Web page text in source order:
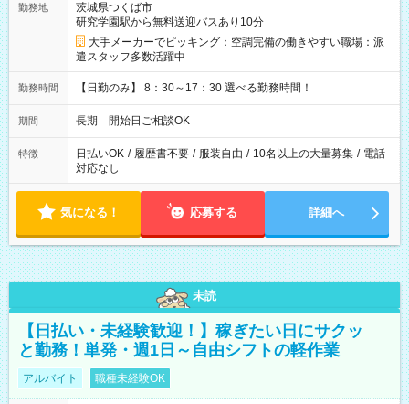
勤務地
茨城県つくば市
研究学園駅から無料送迎バスあり10分
大手メーカーでピッキング：空調完備の働きやすい職場：派
遣スタッフ多数活躍中
勤務時間 【日勤のみ】 8：30～17：30 選べる勤務時間！
期間 長期 開始日ご相談OK
特徴 日払いOK / 履歴書不要 / 服装自由 / 10名以上の大量募集 / 電話
対応なし
気になる！ 応募する 詳細へ
未読
【日払い・未経験歓迎！】稼ぎたい日にサクッ
と勤務！単発・週1日～自由シフトの軽作業
アルバイト 職種未経験OK